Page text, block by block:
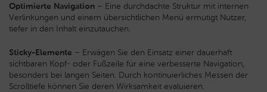
Optimierte Navigation – Eine durchdachte Struktur mit internen
Verlinkungen und einem übersichtlichen Menü ermutigt Nutzer,
tiefer in den Inhalt einzutauchen.
Sticky-Elemente – Erwägen Sie den Einsatz einer dauerhaft
sichtbaren Kopf- oder Fußzeile für eine verbesserte Navigation,
besonders bei langen Seiten. Durch kontinuierliches Messen der
Scrolltiefe können Sie deren Wirksamkeit evaluieren.